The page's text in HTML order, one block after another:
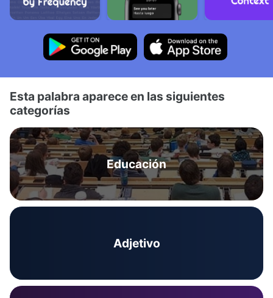
Esta palabra aparece en las siguientes
categorías
Educación
Adjetivo